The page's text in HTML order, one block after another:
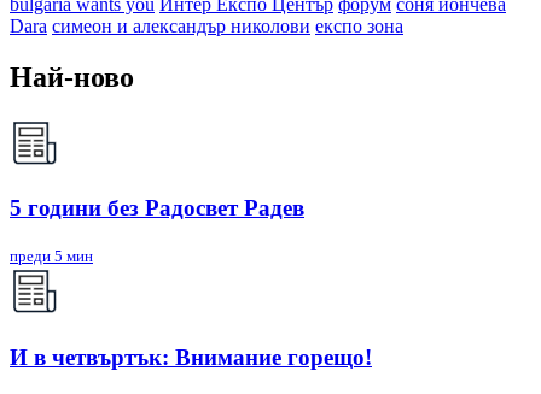
Dara симеон и александър николови експо зона
Най-ново
5 години без Радосвет Радев
преди 5 мин
И в четвъртък: Внимание горещо!